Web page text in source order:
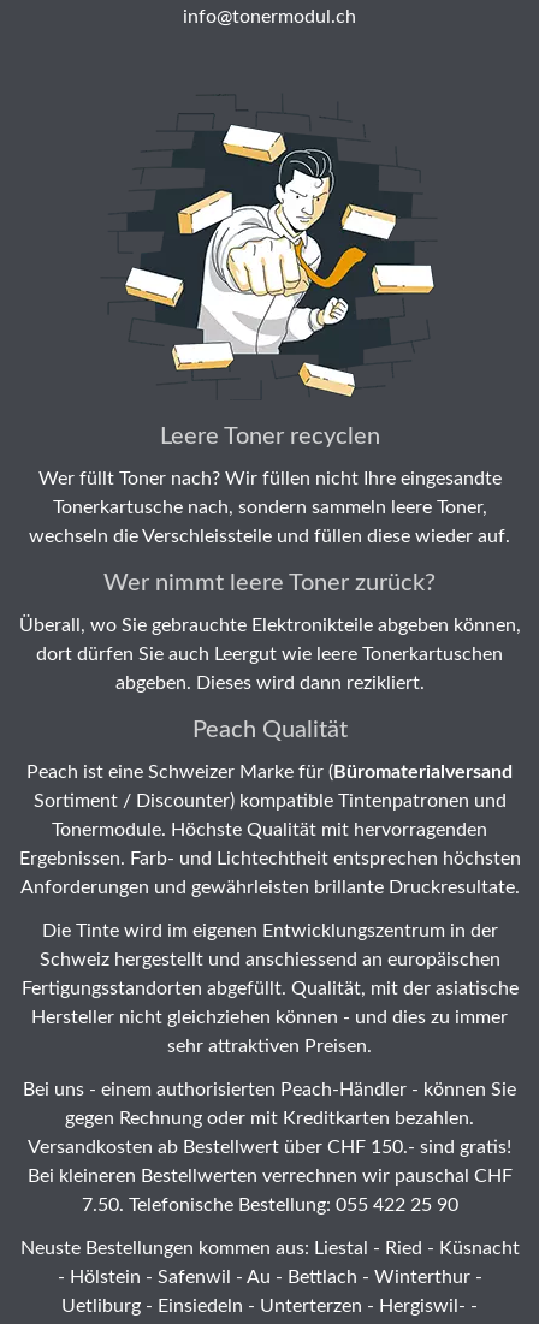
info@tonermodul.ch
Leere Toner recyclen
Wer füllt Toner nach? Wir füllen nicht Ihre eingesandte
Tonerkartusche nach, sondern sammeln leere Toner,
wechseln die Verschleissteile und füllen diese wieder auf.
Wer nimmt leere Toner zurück?
Überall, wo Sie gebrauchte Elektronikteile abgeben können,
dort dürfen Sie auch Leergut wie leere Tonerkartuschen
abgeben. Dieses wird dann rezikliert.
Peach Qualität
Peach ist eine Schweizer Marke für (Büromaterialversand
Sortiment / Discounter) kompatible Tintenpatronen und
Tonermodule. Höchste Qualität mit hervorragenden
Ergebnissen. Farb- und Lichtechtheit entsprechen höchsten
Anforderungen und gewährleisten brillante Druckresultate.
Die Tinte wird im eigenen Entwicklungszentrum in der
Schweiz hergestellt und anschiessend an europäischen
Fertigungsstandorten abgefüllt. Qualität, mit der asiatische
Hersteller nicht gleichziehen können - und dies zu immer
sehr attraktiven Preisen.
Bei uns - einem authorisierten Peach-Händler - können Sie
gegen Rechnung oder mit Kreditkarten bezahlen.
Versandkosten ab Bestellwert über CHF 150.- sind gratis!
Bei kleineren Bestellwerten verrechnen wir pauschal CHF
7.50. Telefonische Bestellung: 055 422 25 90
Neuste Bestellungen kommen aus: Liestal - Ried - Küsnacht
- Hölstein - Safenwil - Au - Bettlach - Winterthur-
Uetliburg - Einsiedeln - Unterterzen - Hergiswil- -